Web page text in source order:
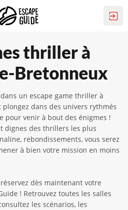
thriller à
Bretonneux
un escape game thriller à
dans des univers rythmés
pour venir à bout des énigmes !
dignes des thrillers les plus
rebondissements, vous serez
à bien votre mission en moins
dès maintenant votre
! Retrouvez toutes les salles
les scénarios, les